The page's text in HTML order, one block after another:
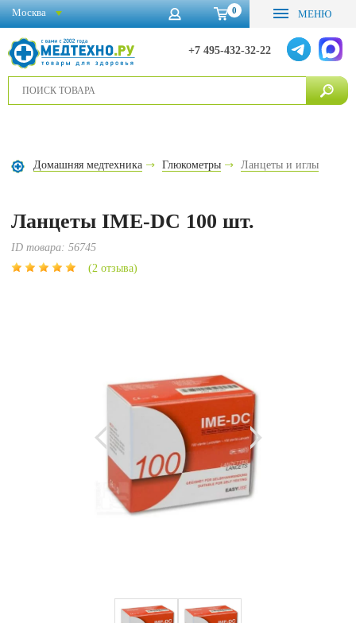
0 МЕНЮ
+7 495-432-32-22
Москва
Домашняя медтехника Глюкометры Ланцеты и иглы
Ланцеты IME-DC 100 шт.
ID товара:56745
(2 отзыва)